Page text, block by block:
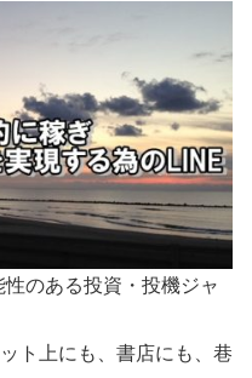
のある投資・投機ジャ
ト上にも、書店にも、巷